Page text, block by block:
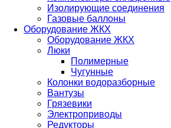
Изолирующие соединения
Газовые баллоны
Оборудование ЖКХ
Оборудование ЖКХ
Люки
Полимерные
Чугунные
Колонки водоразборные
Вантузы
Грязевики
Электроприводы
Редукторы